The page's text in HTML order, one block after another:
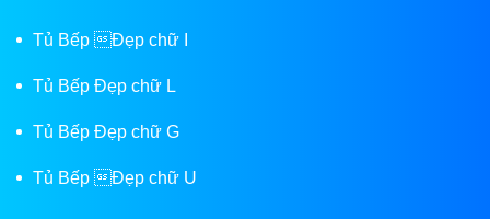
Tủ Bếp Đẹp chữ I
Tủ Bếp Đẹp chữ L
Tủ Bếp Đẹp chữ G
Tủ Bếp Đẹp chữ U